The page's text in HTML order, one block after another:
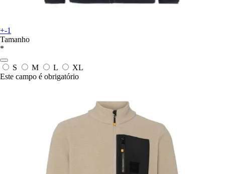
+-1
Tamanho
*
S M L
XL
Este campo é obrigatório